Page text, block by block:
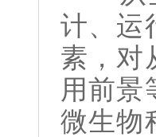
计、运
素，对
用前景
微生物